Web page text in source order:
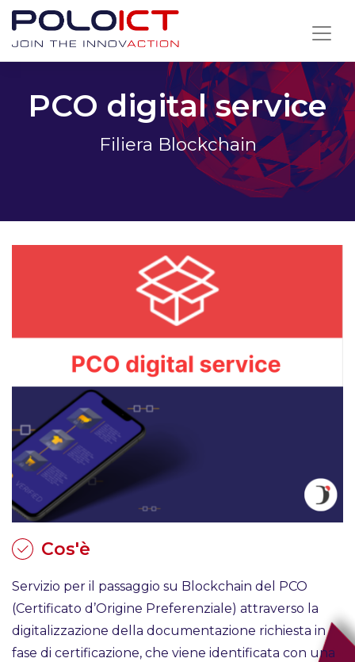
Skip
content
PCO digital service
Filiera Blockchain
Cos'è
Servizio per il passaggio su Blockchain del PCO
(Certificato d’Origine Preferenziale) attraverso la
digitalizzazione della documentazione richiesta in
fase di certificazione, che viene identificata con una